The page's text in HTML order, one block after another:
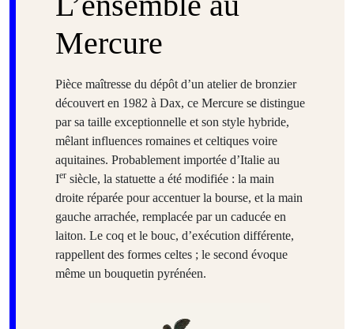
Mercure
Pièce maîtresse du dépôt d’un atelier de bronzier
découvert en 1982 à Dax, ce Mercure se distingue
par sa taille exceptionnelle et son style hybride,
mêlant influences romaines et celtiques voire
aquitaines. Probablement importée d’Italie au
Ier siècle, la statuette a été modifiée : la main
droite réparée pour accentuer la bourse, et la main
gauche arrachée, remplacée par un caducée en
laiton. Le coq et le bouc, d’exécution différente,
rappellent des formes celtes ; le second évoque
même un bouquetin pyrénéen.